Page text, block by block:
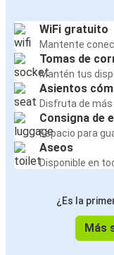
WiFi gratuito
Mantente
Tomas de
Mantén tus
Asientos
Disfruta de
Consigna de
Espacio para
Aseos
Disponible en
¿Es la
Más